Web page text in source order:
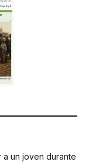
un joven durante